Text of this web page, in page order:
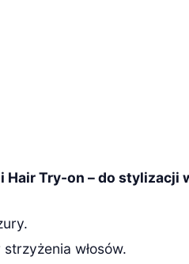
Hair Try-on – do stylizacji
włosów.